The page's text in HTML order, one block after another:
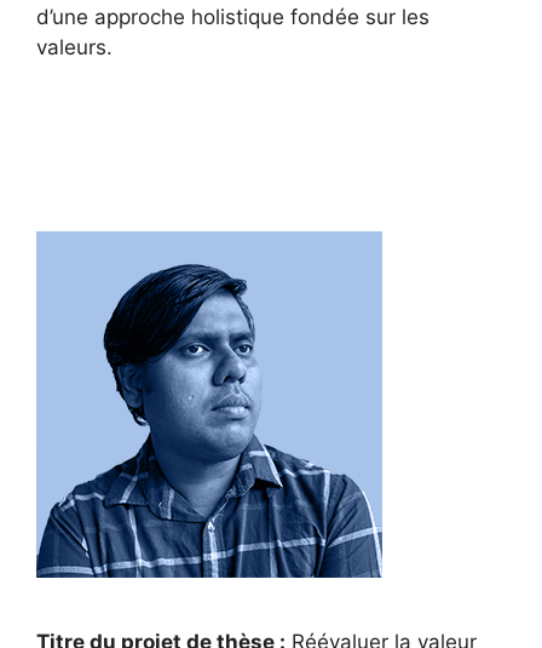
d’une approche holistique fondée sur les
valeurs.
Titre du projet de thèse : Réévaluer la valeur